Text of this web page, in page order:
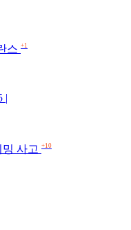
스 +1
|
사고 +10